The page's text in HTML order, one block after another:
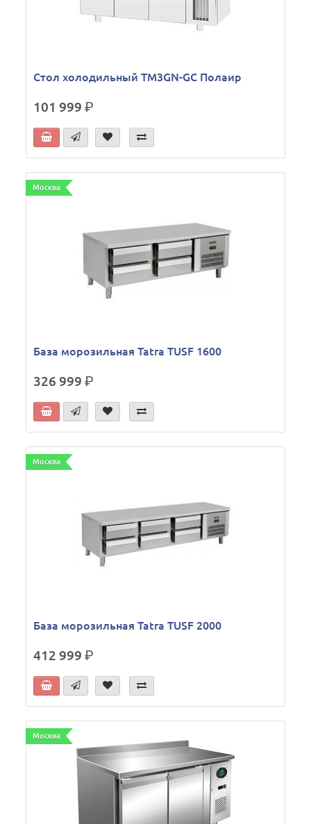
Стол холодильный TM3GN-GС Полаир
101 999р.
Москва
База морозильная Tatra TUSF 1600
326 999р.
Москва
База морозильная Tatra TUSF 2000
412 999р.
Москва